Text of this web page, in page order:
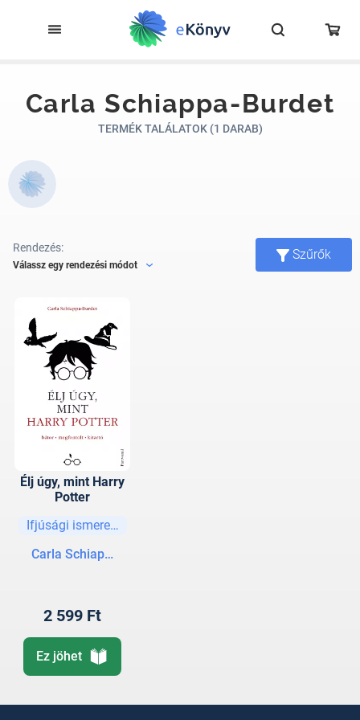
Carla Schiappa-Burdet
TERMÉK TALÁLATOK (1 DARAB)
Rendezés:
Válassz egy rendezési módot
Szűrők
Élj úgy, mint Harry
Potter
Ifjúsági ismeretterjesztő
Carla Schiappa-Burdet
2 599 Ft
Ez jöhet